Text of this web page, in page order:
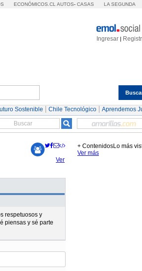
ECONÓMICOS.CL AUTOS- CASAS LA SEGUNDA
Ingresar |
Sostenible Chile Tecnológico Aprendemos
respetuosos y
piensas y sé parte
Ver
Lo más
+ Contenidos
Ver más